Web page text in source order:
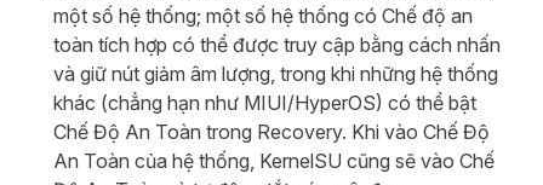
một số hệ thống; một số hệ thống có Chế độ an
toàn tích hợp có thể được truy cập bằng cách nhấn
và giữ nút giảm âm lượng, trong khi những hệ thống
khác (chẳng hạn như MIUI/HyperOS) có thể bật
Chế Độ An Toàn trong Recovery. Khi vào Chế Độ
An Toàn của hệ thống, KernelSU cũng sẽ vào Chế